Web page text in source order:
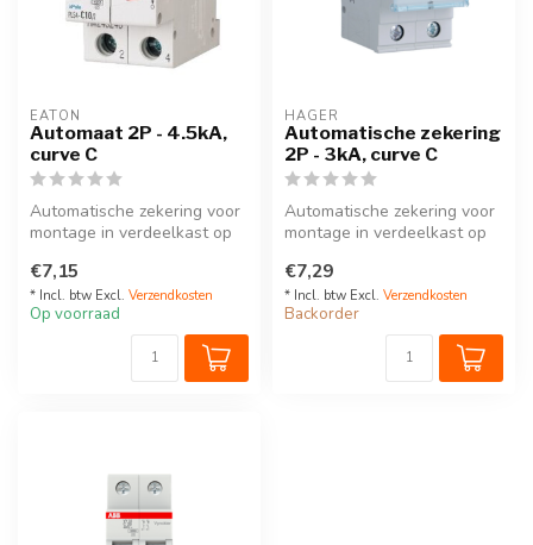
EATON
Automaat 2P - 4.5kA,
curve C
Automatische zekering voor
montage in verdeelkast op
Keuze u...
€7,15
* Incl. btw Excl. Verzendkosten
Op voorraad
HAGER
Automatische zekering
2P - 3kA, curve C
Automatische zekering voor
montage in verdeelkast op
Keuze uit all...
€7,29
* Incl. btw Excl. Verzendkosten
Backorder